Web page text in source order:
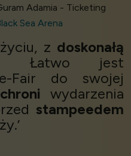
Adamia - Ticketing
Sea Arena
z doskonałą
Łatwo jest
Fair do swojej
chroni wydarzenia
stampeedem